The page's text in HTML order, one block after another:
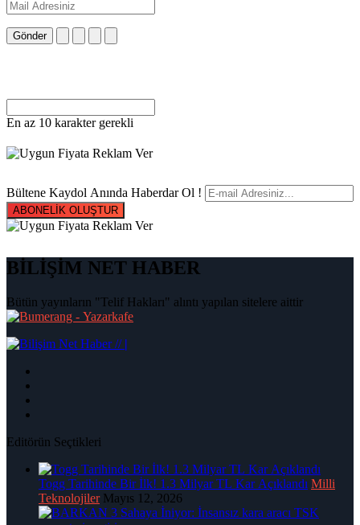
Gönder
En az 10 karakter gerekli
Bültene Kaydol Anında Haberdar Ol !
ABONELİK OLUŞTUR
BİLİŞİM NET HABER
Bütün yayınların "Telif Hakları" alıntı yapılan sitelere aittir
|
Editörün Seçtikleri
Togg Tarihinde Bir İlk! 1.3 Milyar TL Kar Açıklandı Milli
Teknolojiler Mayıs 12, 2026